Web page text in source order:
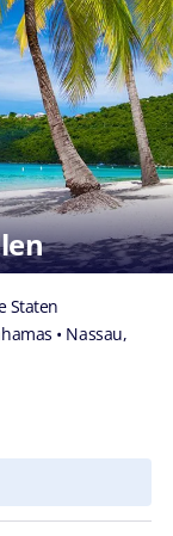
Staten
• Nassau,